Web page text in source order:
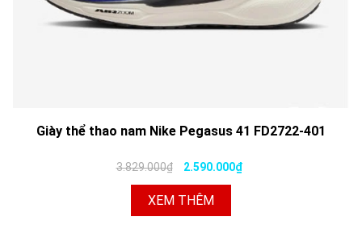
Giày thể thao nam Nike Pegasus 41 FD2722-401
3.829.000₫ 2.590.000₫
XEM THÊM